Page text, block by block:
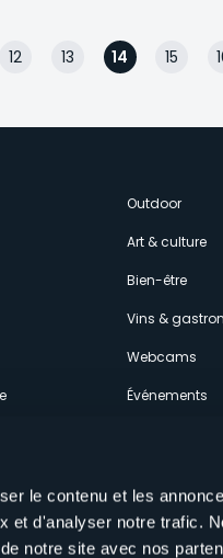
le contenu et les
et d'analyser notre trafic.
notre site avec nos
Page
12 Page
13 Page
14 Page
15
Outdoor
Art & culture
Bien-être
Vins &
Webcams
Événements